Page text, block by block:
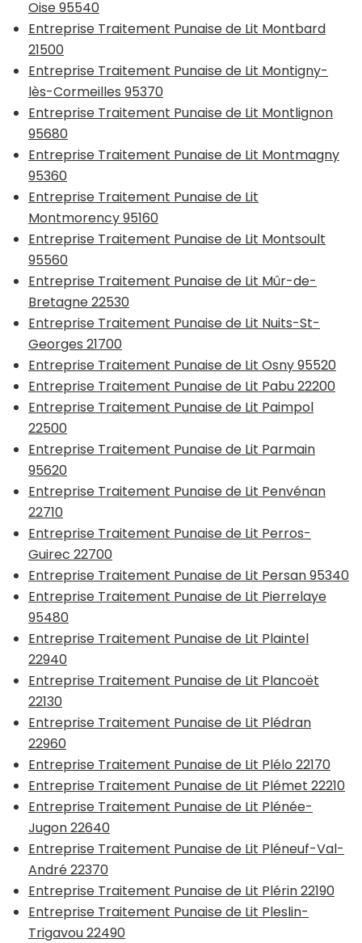
Oise 95540
Entreprise Traitement Punaise de Lit Montbard
21500
Entreprise Traitement Punaise de Lit Montigny-
lès-Cormeilles 95370
Entreprise Traitement Punaise de Lit Montlignon
95680
Entreprise Traitement Punaise de Lit Montmagny
95360
Entreprise Traitement Punaise de Lit
Montmorency 95160
Entreprise Traitement Punaise de Lit Montsoult
95560
Entreprise Traitement Punaise de Lit Mûr-de-
Bretagne 22530
Entreprise Traitement Punaise de Lit Nuits-St-
Georges 21700
Entreprise Traitement Punaise de Lit Osny 95520
Entreprise Traitement Punaise de Lit Pabu 22200
Entreprise Traitement Punaise de Lit Paimpol
22500
Entreprise Traitement Punaise de Lit Parmain
95620
Entreprise Traitement Punaise de Lit Penvénan
22710
Entreprise Traitement Punaise de Lit Perros-
Guirec 22700
Entreprise Traitement Punaise de Lit Persan 95340
Entreprise Traitement Punaise de Lit Pierrelaye
95480
Entreprise Traitement Punaise de Lit Plaintel
22940
Entreprise Traitement Punaise de Lit Plancoët
22130
Entreprise Traitement Punaise de Lit Plédran
22960
Entreprise Traitement Punaise de Lit Plélo 22170
Entreprise Traitement Punaise de Lit Plémet 22210
Entreprise Traitement Punaise de Lit Plénée-
Jugon 22640
Entreprise Traitement Punaise de Lit Pléneuf-Val-
André 22370
Entreprise Traitement Punaise de Lit Plérin 22190
Entreprise Traitement Punaise de Lit Pleslin-
Trigavou 22490